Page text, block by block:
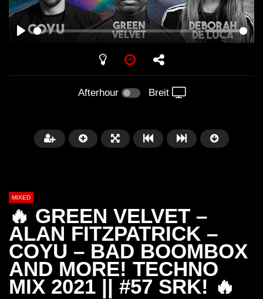
Afterhour Breit
Später
Barbara Lago @ Kappa
FuturFestival 2024
THEMBA @
FESTIVAL
MIXED
🔥 GREEN VELVET –
ALAN FITZPATRICK –
COYU – BAD BOOMBOX
AND MORE! TECHNO
MIX 2021 || #57 SRK! 🔥